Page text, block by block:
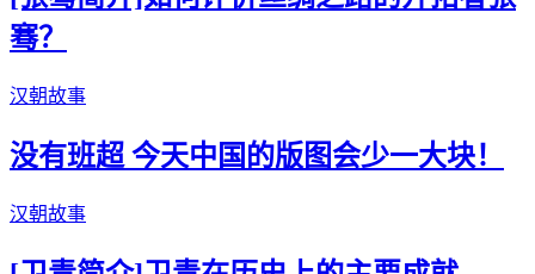
骞？
汉朝故事
没有班超 今天中国的版图会少一大块！
汉朝故事